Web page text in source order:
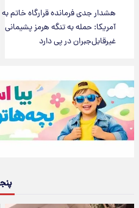
هشدار جدی فرمانده قرارگاه خاتم به
آمریکا: حمله به تنگه هرمز پشیمانی
غیرقابل‌جبران در پی دارد
پنجره